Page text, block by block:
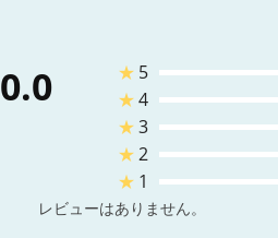
0.0 ★ 5
★4
★3
★2
★ 1
レビューはありません。